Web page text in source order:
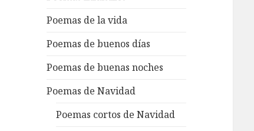
Poemas de la vida
Poemas de buenos días
Poemas de buenas noches
Poemas de Navidad
Poemas cortos de Navidad